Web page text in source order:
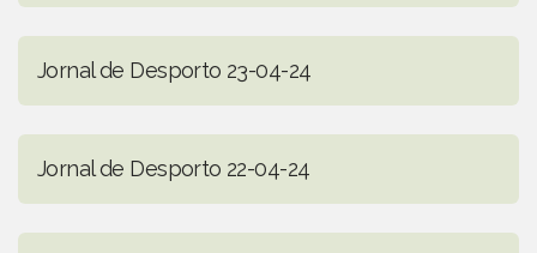
Jornal de Desporto 23-04-24
Jornal de Desporto 22-04-24